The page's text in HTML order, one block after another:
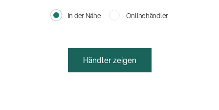
In der Nähe Onlinehändler
Händler zeigen